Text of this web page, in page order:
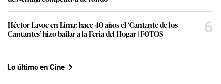
Héctor Lavoe en Lima: hace 40 años el ‘Cantante de los
Cantantes’ hizo bailar a la Feria del Hogar | FOTOS
6
Lo último en Cine